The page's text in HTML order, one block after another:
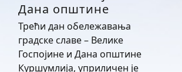
Дана општине
Трећи дан обележавања
градске славе – Велике
Госпојине и Дана општине
Куршумлија, уприличен је